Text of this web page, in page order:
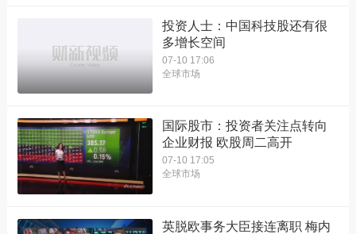
投资人士：中国科技股还有很
多增长空间
07-10 17:06
全球市场
国际股市：投资者关注点转向
企业财报 欧股周二高开
07-10 17:05
全球市场
英脱欧事务大臣接连离职 梅内